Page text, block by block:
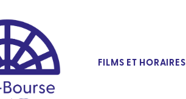
FILMS ET HORAIRES